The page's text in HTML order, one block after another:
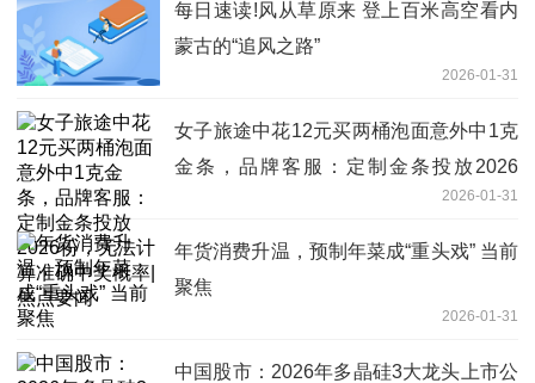
每日速读!风从草原来 登上百米高空看内
蒙古的“追风之路”
2026-01-31
女子旅途中花12元买两桶泡面意外中1克
金条，品牌客服：定制金条投放2026
份，无法计算准确中奖概率|焦点要闻
2026-01-31
年货消费升温，预制年菜成“重头戏” 当前
聚焦
2026-01-31
中国股市：2026年多晶硅3大龙头上市公